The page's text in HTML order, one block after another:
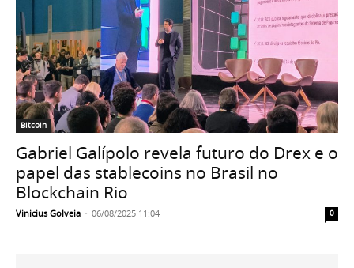
Bitcoin
Gabriel Galípolo revela futuro do Drex e o
papel das stablecoins no Brasil no
Blockchain Rio
Vinicius Golveia - 06/08/2025 11:04 0